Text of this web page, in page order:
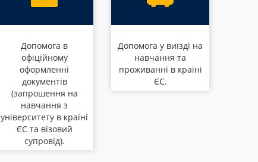
Допомога в
офіційному
оформленні
документів
(запрошення на
навчання з
університету в країні
ЄС та візовий
супровід).
Допомога у виїзді на
навчання та
проживанні в країні
ЄС.